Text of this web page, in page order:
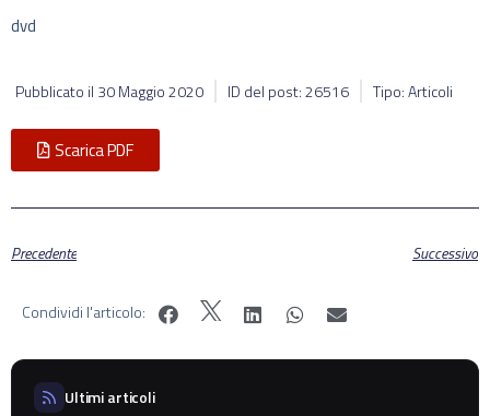
dvd
Pubblicato il 30 Maggio 2020 ID del post: 26516 Tipo: Articoli
Scarica PDF
Precedente Successivo
Condividi l'articolo:
Ultimi articoli